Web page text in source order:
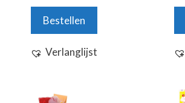
5
was:
€ 89,95.€ 79,94.
Bestellen
Verlanglijst